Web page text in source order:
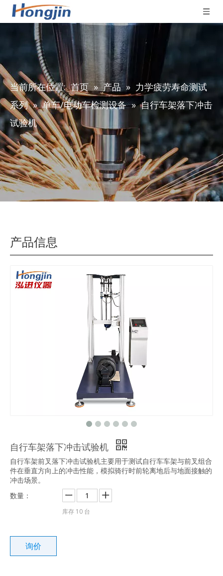
当前所在位置: 首页 » 产品 » 力学疲劳寿命测试
系列 » 单车/电动车检测设备 » 自行车架落下冲击
试验机
产品信息
自行车架落下冲击试验机
自行车架前叉落下冲击试验机主要用于测试自行车车架与前叉组合
件在垂直方向上的冲击性能，模拟骑行时前轮离地后与地面接触的
冲击场景。
数量：
库存 10 台
询价